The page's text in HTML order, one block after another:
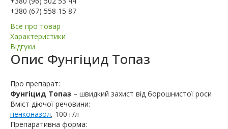
+380 (67) 558 15 87
Все про товар
Характеристики
Відгуки
Опис Фунгіцид Топаз
Про препарат:
Фунгіцид Топаз – швидкий захист від борошнистої роси
Вміст діючої речовини:
пенконазол, 100 г/л
Препаративна форма: